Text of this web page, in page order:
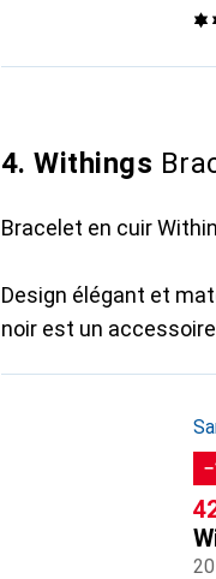
4. Withings
Bracelet en cuir
Design élégant et
noir est un